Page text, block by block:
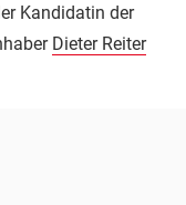
Kandidatin der
Dieter Reiter